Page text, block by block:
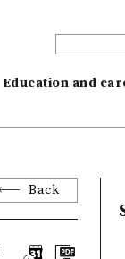
Education and
Back